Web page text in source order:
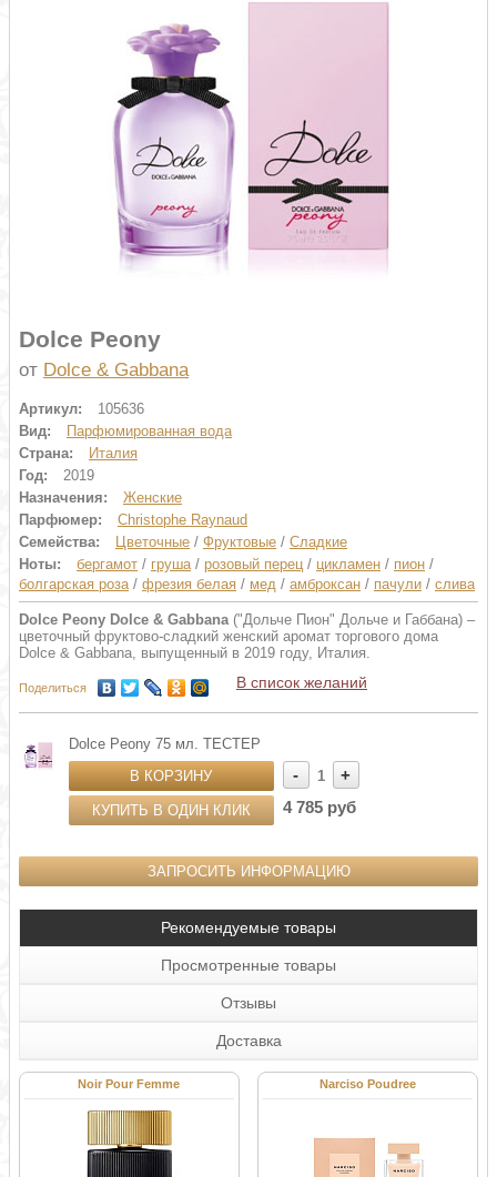
Dolce Peony
от Dolce & Gabbana
Артикул:
105636
Вид:
Парфюмированная вода
Страна:
Италия
Год:
2019
Назначения:
Женские
Парфюмер:
Christophe Raynaud
Семейства:
Цветочные / Фруктовые / Сладкие
Ноты:
бергамот / груша/ розовый перец / цикламен / пион /
болгарская роза/ фрезия белая / мед / амброксан / пачули / слива
Dolce Peony Dolce & Gabbana("Дольче Пион" Дольче и Габбана) –
цветочный фруктово-сладкий женский аромат торгового дома
Dolce & Gabbana, выпущенный в 2019 году, Италия.
Поделиться В список желаний
Dolce Peony 75 мл. ТЕСТЕР
В КОРЗИНУ
КУПИТЬ В ОДИН КЛИК
- 1
+
4 785 руб
ЗАПРОСИТЬ ИНФОРМАЦИЮ
Рекомендуемые товары
Просмотренные товары
Отзывы
Доставка
Noir Pour Femme Narciso Poudree